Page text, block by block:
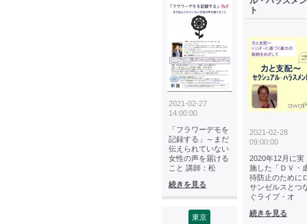
2021-02-27
14:00:00
「フラワーデモを
記録する」～まだ
伝えられていない
女性の声を届ける
こと 講師：松
続きを見る
東京
ト
2021-02-28
09:00:00
2020年12月に実
施した「ＤＶ・
待防止のために
サンゼルスとつ
ぐライブ・オ
続きを見る